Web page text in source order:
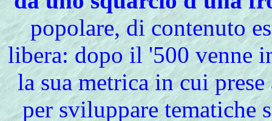
popolare, di contenuto
libera: dopo il '500 venne
la sua metrica in cui
per sviluppare tematiche